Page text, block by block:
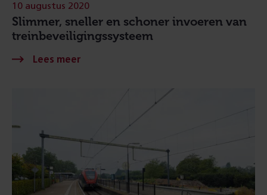
Slimmer, sneller en schoner invoeren van
treinbeveiligingssysteem
10 augustus 2020